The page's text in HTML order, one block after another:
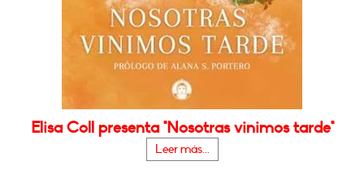
Elisa Coll presenta "Nosotras vinimos tarde"
Leer más...